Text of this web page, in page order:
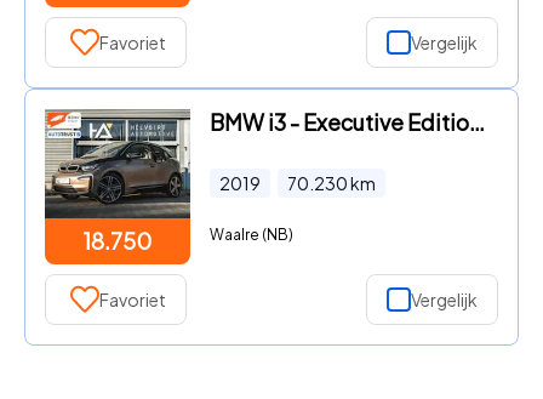
Favoriet Vergelijk
18.750
BMW i3 - Executive Edition 120Ah 42 kWh | CAMERA | W-pomp | 20-INCH
2019 70.230km
Waalre (NB)
Favoriet Vergelijk